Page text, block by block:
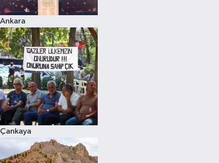
Ankara
Çankaya